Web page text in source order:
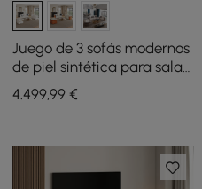
Juego de 3 sofás modernos
de piel sintética para sala
de estar en color blanco
4.499,99 €